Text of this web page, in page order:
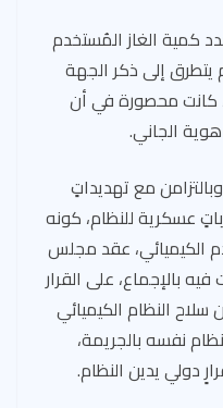
كمية الغاز المُستخدم
يتطرق إلى ذكر الجهة
كانت محصورة في أن
الجاني.
مع تهديداتٍ
عسكرية للنظام، كونه
الكيميائي، عقد مجلس
بالإجماع، على القرار
سلاح النظام الكيميائي
نفسه بالجريمة،
دولي يدين النظام.